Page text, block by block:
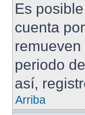
Es
cuenta
periodo
así,
Arriba